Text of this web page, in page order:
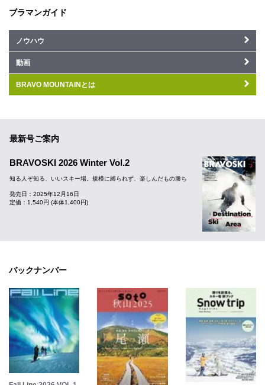
ブラマンガイド
ノウハウ
動画
BRAVO MOUNTAINとは
最新号ご案内
BRAVOSKI 2026 Winter Vol.2
知る人ぞ知る、いいスキー場。規模に縛られず、楽しんだもの勝ち
発売日：2025年12月16日
定価：1,540円 (本体1,400円)
バックナンバー